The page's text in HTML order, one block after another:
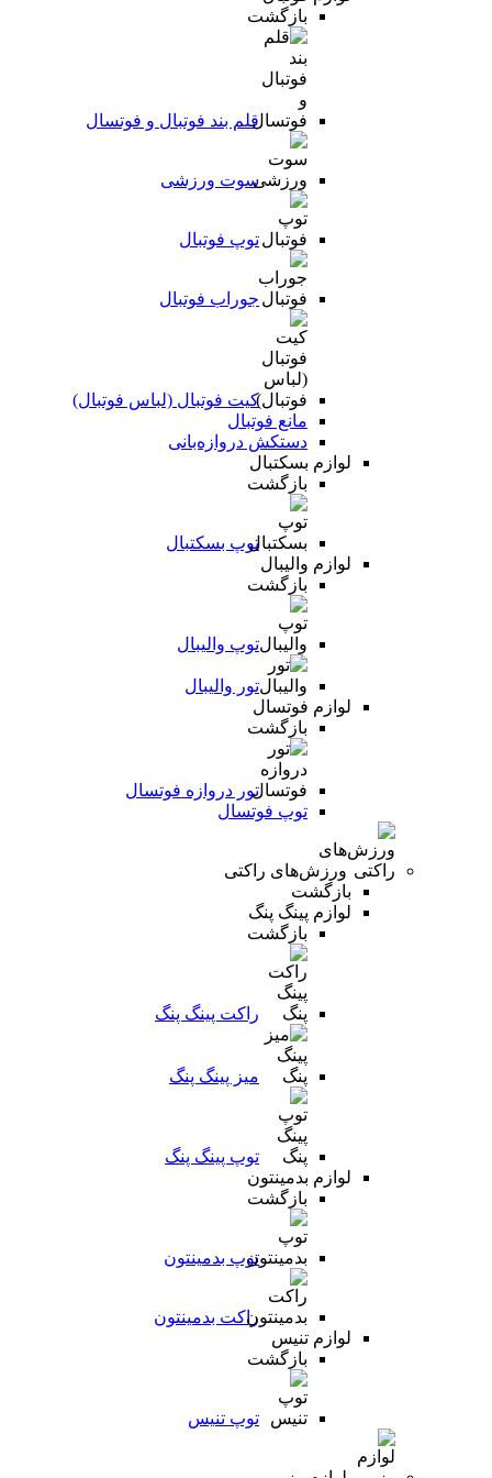
بازگشت
قلم بند فوتبال و فوتسال
سوت ورزشی
توپ فوتبال
جوراب فوتبال
کیت فوتبال (لباس فوتبال)
مانع فوتبال
دستکش دروازه‌بانی
لوازم بسکتبال
بازگشت
توپ بسکتبال
لوازم والیبال
بازگشت
توپ والیبال
تور والیبال
لوازم فوتسال
بازگشت
تور دروازه فوتسال
توپ فوتسال
ورزش‌های راکتی
بازگشت
لوازم پینگ پنگ
بازگشت
راکت پینگ پنگ
میز پینگ پنگ
توپ پینگ پنگ
لوازم بدمینتون
بازگشت
توپ بدمینتون
راکت بدمینتون
لوازم تنیس
بازگشت
توپ تنیس